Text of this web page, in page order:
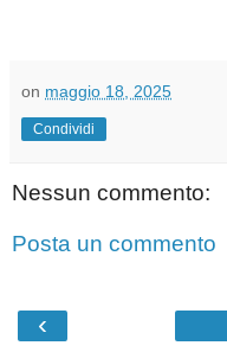
on maggio 18, 2025
Condividi
Nessun commento:
Posta un commento
‹